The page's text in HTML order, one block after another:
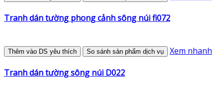
Tranh dán tường phong cảnh sông núi fi072
Thêm vào DS yêu thích So sánh sản phẩm dịch vụ Xem nhanh
Tranh dán tường sông núi D022